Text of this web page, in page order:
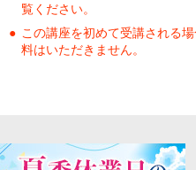
覧ください。
この講座を初めて受講される
料はいただきません。